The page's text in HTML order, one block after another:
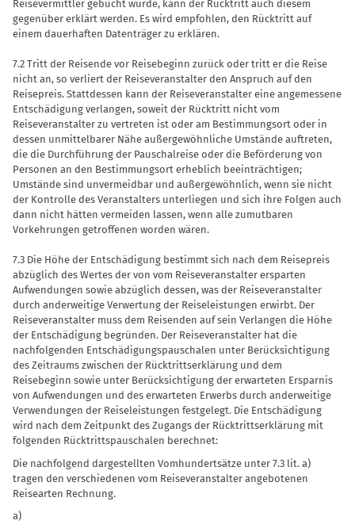
Reisevermittler gebucht wurde, kann der Rücktritt auch diesem
gegenüber erklärt werden. Es wird empfohlen, den Rücktritt auf
einem dauerhaften Datenträger zu erklären.
7.2 Tritt der Reisende vor Reisebeginn zurück oder tritt er die Reise
nicht an, so verliert der Reiseveranstalter den Anspruch auf den
Reisepreis. Stattdessen kann der Reiseveranstalter eine angemessene
Entschädigung verlangen, soweit der Rücktritt nicht vom
Reiseveranstalter zu vertreten ist oder am Bestimmungsort oder in
dessen unmittelbarer Nähe außergewöhnliche Umstände auftreten,
die die Durchführung der Pauschalreise oder die Beförderung von
Personen an den Bestimmungsort erheblich beeinträchtigen;
Umstände sind unvermeidbar und außergewöhnlich, wenn sie nicht
der Kontrolle des Veranstalters unterliegen und sich ihre Folgen auch
dann nicht hätten vermeiden lassen, wenn alle zumutbaren
Vorkehrungen getroffenen worden wären.
7.3 Die Höhe der Entschädigung bestimmt sich nach dem Reisepreis
abzüglich des Wertes der von vom Reiseveranstalter ersparten
Aufwendungen sowie abzüglich dessen, was der Reiseveranstalter
durch anderweitige Verwertung der Reiseleistungen erwirbt. Der
Reiseveranstalter muss dem Reisenden auf sein Verlangen die Höhe
der Entschädigung begründen. Der Reiseveranstalter hat die
nachfolgenden Entschädigungspauschalen unter Berücksichtigung
des Zeitraums zwischen der Rücktrittserklärung und dem
Reisebeginn sowie unter Berücksichtigung der erwarteten Ersparnis
von Aufwendungen und des erwarteten Erwerbs durch anderweitige
Verwendungen der Reiseleistungen festgelegt. Die Entschädigung
wird nach dem Zeitpunkt des Zugangs der Rücktrittserklärung mit
folgenden Rücktrittspauschalen berechnet:
Die nachfolgend dargestellten Vomhundertsätze unter 7.3 lit. a)
tragen den verschiedenen vom Reiseveranstalter angebotenen
Reisearten Rechnung.
a)